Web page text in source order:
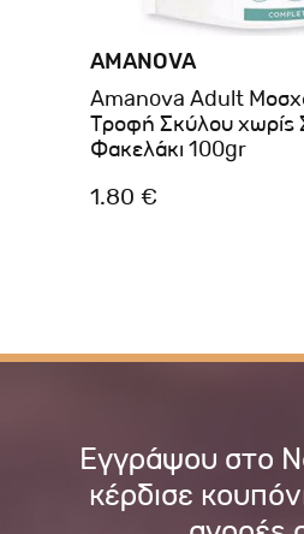
AMANOVA
Amanova Adult
Τροφή Σκύλου χωρίς
Φακελάκι 100gr
1.80 €
Εγγράψου στο
κέρδισε